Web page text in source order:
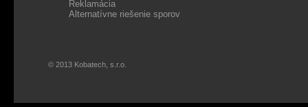
Reklamácia
Alternatívne riešenie sporov
© 2013 Kobatech, s.r.o.